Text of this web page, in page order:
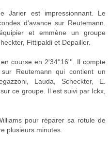
Jarier est impressionnant. Le
d'avance sur Reutemann.
et emmène un groupe
Fittipaldi et Depailler.
course en 2'34''16'''. Il compte
Reutemann qui contient un
Lauda, Scheckter, E.
ce groupe. Il est suivi par Ickx,
pour réparer sa rotule de
plusieurs minutes.